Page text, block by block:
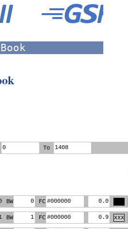
To
BW FC
BW FC xxx